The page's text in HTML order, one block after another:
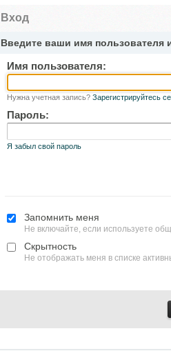
Вход
Введите ваши имя пользователя
Имя пользователя:
Нужна учетная запись? Зарегистрируйтесь
Пароль:
Я забыл свой пароль
Запомнить меня
Не включайте, если используете
Скрытность
Не отображать меня в списке